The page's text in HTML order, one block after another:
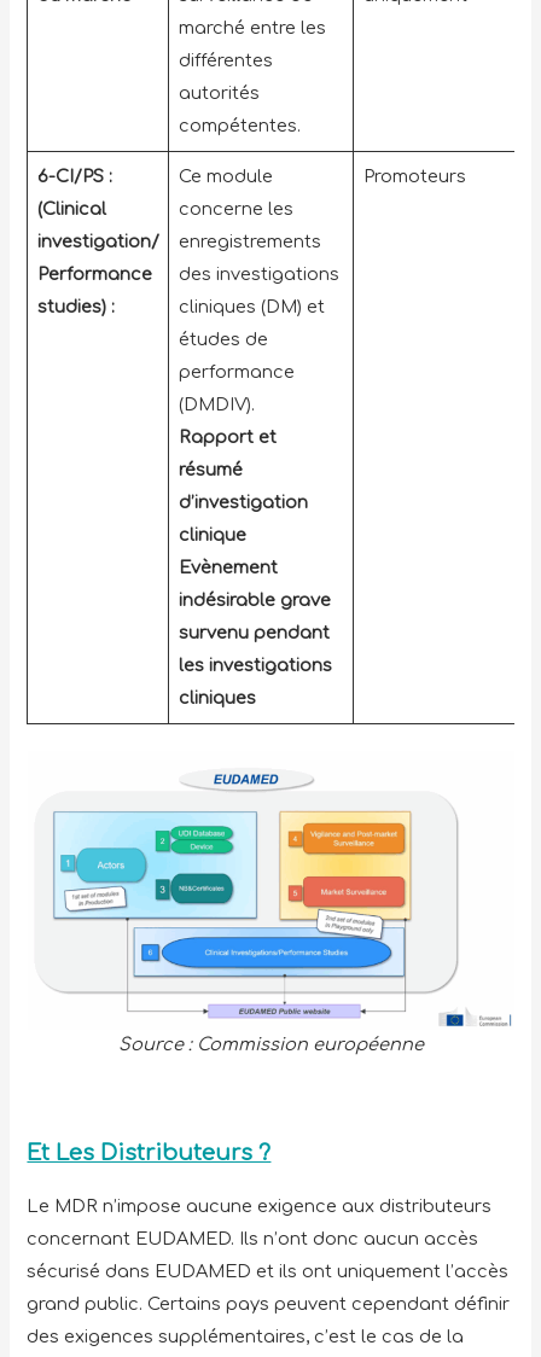
marché entre les
différentes
autorités
compétentes.
6-CI/PS :
(Clinical
investigation/
Performance
studies) :
Ce module
concerne les
enregistrements
des investigations
cliniques (DM) et
études de
performance
(DMDIV).
Rapport et
résumé
d’investigation
clinique
Evènement
indésirable grave
survenu pendant
les investigations
cliniques
Promoteurs
Source : Commission européenne
Et Les Distributeurs ?
Le MDR n’impose aucune exigence aux distributeurs
concernant EUDAMED. Ils n’ont donc aucun accès
sécurisé dans EUDAMED et ils ont uniquement l’accès
grand public. Certains pays peuvent cependant définir
des exigences supplémentaires, c’est le cas de la